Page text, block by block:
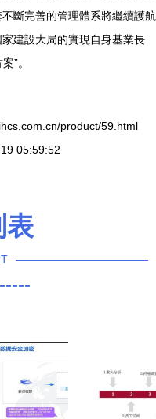
斷完善的管理體系將繼續護航
建設大局的實現自身基業長
”。
product/59.html
05:59:52
表